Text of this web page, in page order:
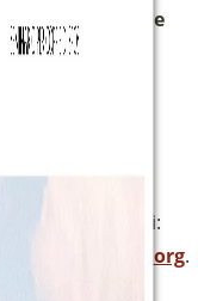
pentru cauza de
Ecleziastică
sa:
veți găsi o
trimite altele noi:
.